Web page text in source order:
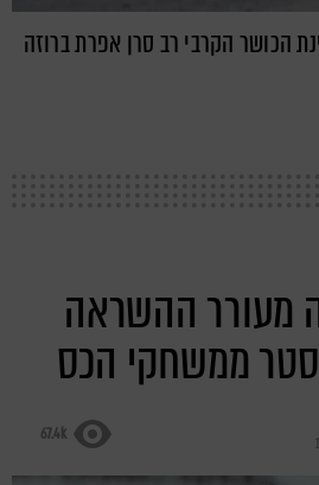
הכושר הקרבי רב סרן אפרת ברוזה
מעורר ההשראה
ממשחקי הכס
67.4k